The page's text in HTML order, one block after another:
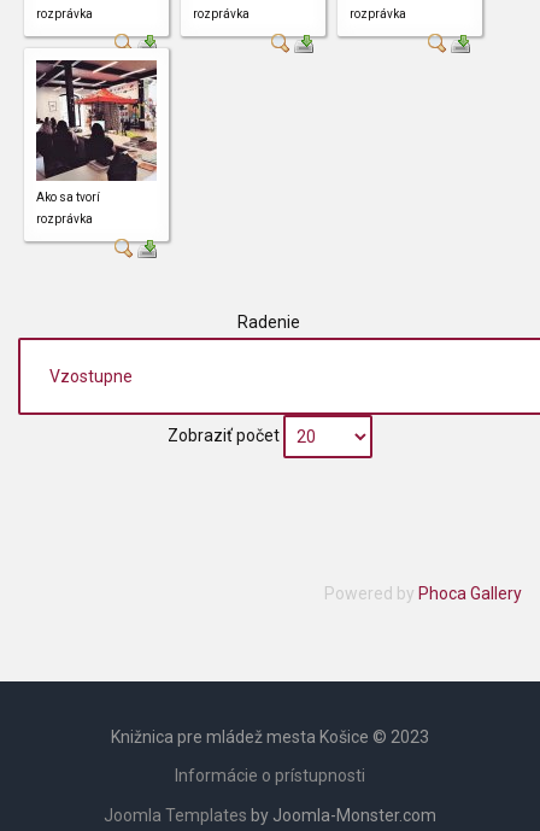
rozprávka
rozprávka
rozprávka
Ako sa tvorí
rozprávka
Radenie
Zobraziť počet
Powered by Phoca Gallery
Knižnica pre mládež mesta Košice © 2023
Informácie o prístupnosti
Joomla Templates by Joomla-Monster.com